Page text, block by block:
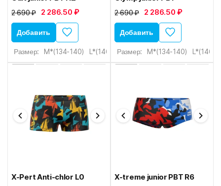
2 690 ₽ 2 286.50 ₽
Добавить
Размер: M*(134-140) L*(146-152) XL*(152-158) XXL*(158-
2 690 ₽ 2 286.50 ₽
Добавить
Размер: M*(134-140) L*(146-
X-Pert Anti-chlor L0
X-treme junior PBT R6